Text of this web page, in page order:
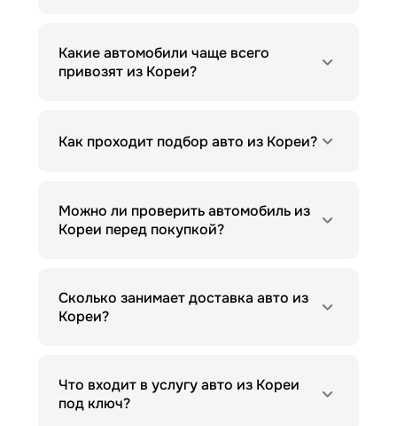
Какие автомобили чаще всего
привозят из Кореи?
Как проходит подбор авто из Кореи?
Можно ли проверить автомобиль из
Кореи перед покупкой?
Сколько занимает доставка авто из
Кореи?
Что входит в услугу авто из Кореи
под ключ?